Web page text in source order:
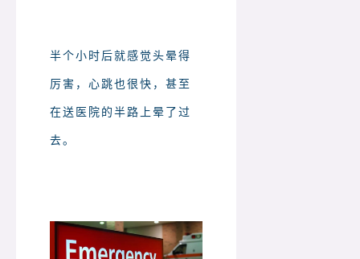
半个小时后就感觉头晕得
厉害，心跳也很快，甚至
在送医院的半路上晕了过
去。